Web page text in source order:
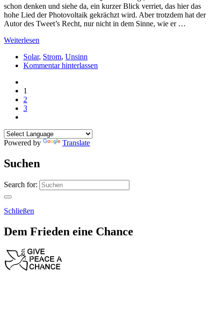
schon denken und siehe da, ein kurzer Blick verriet, das hier das
hohe Lied der Photovoltaik gekrächzt wird. Aber trotzdem hat der
Autor des Tweet’s Recht, nur nicht in dem Sinne, wie er …
Weiterlesen
Solar, Strom, Unsinn
Kommentar hinterlassen
1
2
3
Powered by Translate
Suchen
Search for:
Schließen
Dem Frieden eine Chance